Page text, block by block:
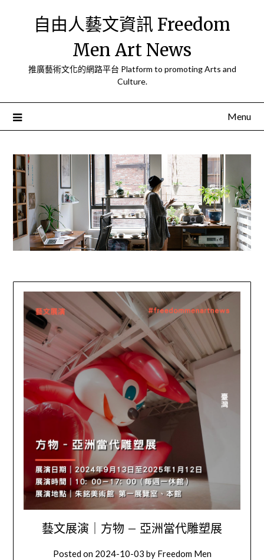
自由人藝文資訊 Freedom
Men Art News
推廣藝術文化的網路平台 Platform to promoting Arts and
Culture.
Menu
藝文展演｜方物 – 亞洲當代雕塑展
Posted on 2024-10-03 by Freedom Men